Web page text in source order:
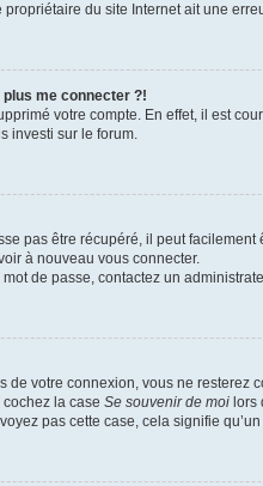
du site Internet ait une
me connecter ?!
votre compte. En effet, il est
investi sur le forum.
pas être récupéré, il peut
à nouveau vous connecter.
de passe, contactez un
de votre connexion, vous ne resterez
la case Se souvenir de moi lors
pas cette case, cela signifie